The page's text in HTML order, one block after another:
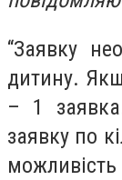
“Заявку
дитину.
– 1
заявку по